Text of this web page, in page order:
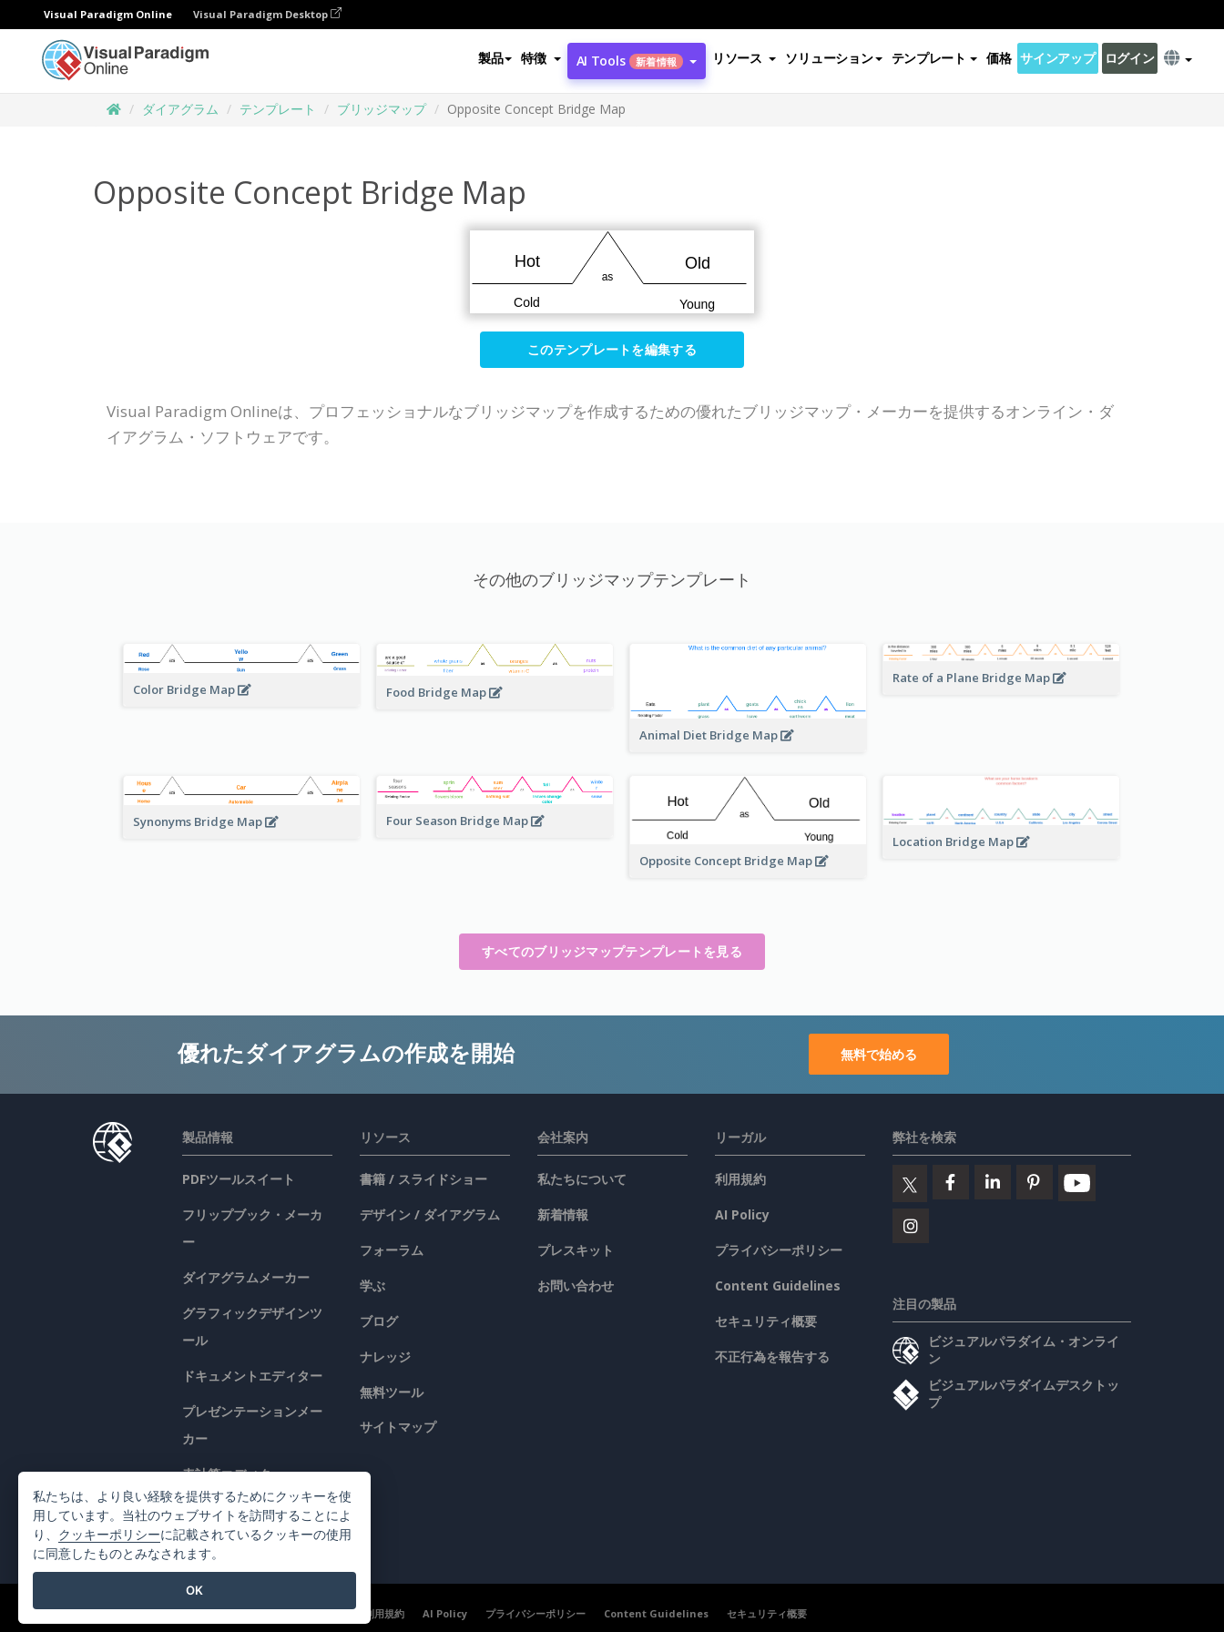
Visual Paradigm Online Visual Paradigm Desktop
製品 特徴 AI Tools 新着情報 リソース ソリューション テンプレート 価格 サインアップ ログイン
ダイアグラム テンプレート ブリッジマップ Opposite Concept Bridge Map
Opposite Concept Bridge Map
このテンプレートを編集する
Visual Paradigm Onlineは、プロフェッショナルなブリッジマップを作成するための優れたブリッジマップ・メーカーを提供するオンライン・ダ
イアグラム・ソフトウェアです。
その他のブリッジマップテンプレート
Color Bridge Map Food Bridge Map
Animal Diet Bridge Map
Rate of a Plane Bridge Map
Synonyms Bridge Map Four Season Bridge Map
Opposite Concept Bridge Map
Location Bridge Map
すべてのブリッジマップテンプレートを見る
優れたダイアグラムの作成を開始 無料で始める
製品情報
PDFツールスイート
フリップブック・メーカ
ー
ダイアグラムメーカー
グラフィックデザインツ
ール
ドキュメントエディター
プレゼンテーションメー
カー
表計算エディター
価格
リソース
書籍 / スライドショー
デザイン / ダイアグラム
フォーラム
学ぶ
ブログ
ナレッジ
無料ツール
サイトマップ
会社案内
私たちについて
新着情報
プレスキット
お問い合わせ
リーガル
利用規約
AI Policy
プライバシーポリシー
Content Guidelines
セキュリティ概要
不正行為を報告する
弊社を検索
注目の製品
ビジュアルパラダイム・オンライ
ン
ビジュアルパラダイムデスクトッ
プ
©2026 by Visual Paradigm. 全ての権利を有する 利用規約 AI Policy プライバシーポリシー Content Guidelines セキュリティ概要
私たちは、より良い経験を提供するためにクッキーを使
用しています。当社のウェブサイトを訪問することによ
り、 クッキーポリシーに記載されているクッキーの使用
に同意したものとみなされます。
OK